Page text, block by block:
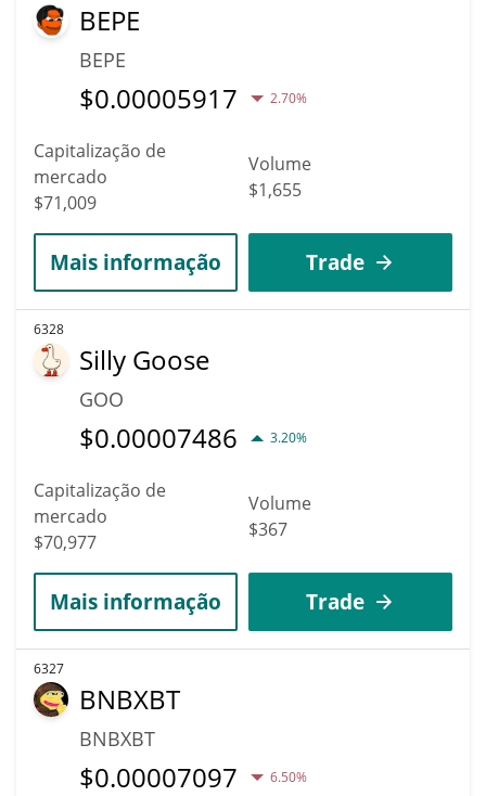
BEPE
BEPE
$0.00005917 2.70%
Capitalização de
mercado
$71,009
Volume
$1,655
Mais informação Trade
6328
Silly Goose
GOO
$0.00007486 3.20%
Capitalização de
mercado
$70,977
Volume
$367
Mais informação Trade
6327
BNBXBT
BNBXBT
$0.00007097 6.50%